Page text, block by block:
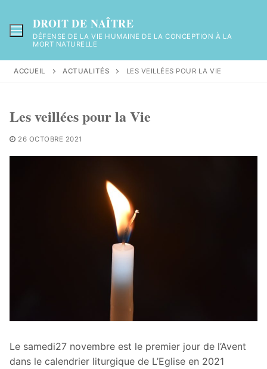
au
contenu
DROIT DE NAÎTRE
DÉFENSE DE LA VIE HUMAINE DE LA CONCEPTION À LA
MORT NATURELLE
ACCUEIL ACTUALITÉS LES VEILLÉES POUR LA VIE
Les veillées pour la Vie
26 OCTOBRE 2021
Le samedi27 novembre est le premier jour de l’Avent
dans le calendrier liturgique de L’Eglise en 2021